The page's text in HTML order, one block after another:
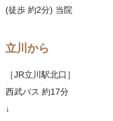
(徒歩 約2分) 当院
立川から
［JR立川駅北口］
西武バス 約17分
↓